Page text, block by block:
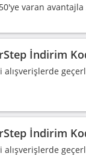
varan
İndirim
alışverişlerde
İndirim
alışverişlerde